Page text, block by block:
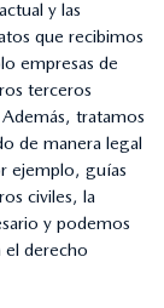
y las
que recibimos
empresas de
terceros
tratamos
de manera legal
ejemplo, guías
civiles, la
y podemos
el derecho